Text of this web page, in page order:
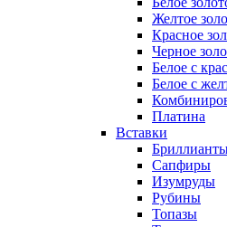
Желтое
Красное
Черное
Белое с
Белое с
Платина
Вставки
Сапфиры
Изумруды
Рубины
Топазы